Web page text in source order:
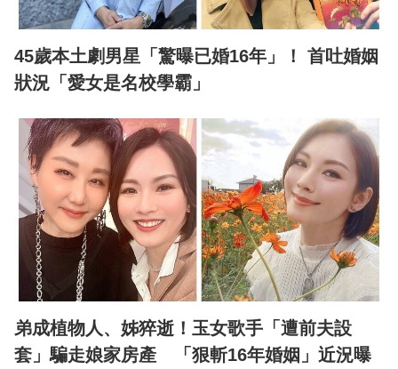
45歲本土劇男星「驚曝已婚16年」！ 首吐婚姻
狀況「愛女是名校學霸」
弟成植物人、姊猝逝！玉女歌手「遭前夫設
套」騙走娘家房產 「狠斬16年婚姻」近況曝